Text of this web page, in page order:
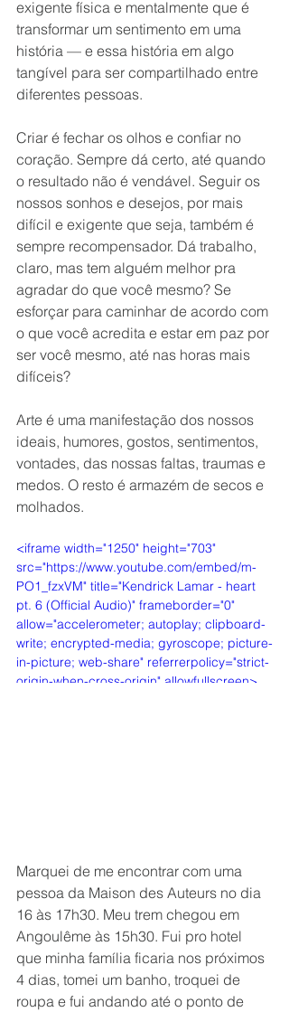
exigente física e mentalmente que é
transformar um sentimento em uma
história — e essa história em algo
tangível para ser compartilhado entre
diferentes pessoas.
Criar é fechar os olhos e confiar no
coração. Sempre dá certo, até quando
o resultado não é vendável. Seguir os
nossos sonhos e desejos, por mais
difícil e exigente que seja, também é
sempre recompensador. Dá trabalho,
claro, mas tem alguém melhor pra
agradar do que você mesmo? Se
esforçar para caminhar de acordo com
o que você acredita e estar em paz por
ser você mesmo, até nas horas mais
difíceis?
Arte é uma manifestação dos nossos
ideais, humores, gostos, sentimentos,
vontades, das nossas faltas, traumas e
medos. O resto é armazém de secos e
molhados.
<iframe width="1250" height="703"
src="https://www.youtube.com/embed/m-
PO1_fzxVM" title="Kendrick Lamar - heart
pt. 6 (Official Audio)" frameborder="0"
allow="accelerometer; autoplay; clipboard-
write; encrypted-media; gyroscope; picture-
in-picture; web-share" referrerpolicy="strict-
origin-when-cross-origin" allowfullscreen>
Marquei de me encontrar com uma
pessoa da Maison des Auteurs no dia
16 às 17h30. Meu trem chegou em
Angoulême às 15h30. Fui pro hotel
que minha família ficaria nos próximos
4 dias, tomei um banho, troquei de
roupa e fui andando até o ponto de